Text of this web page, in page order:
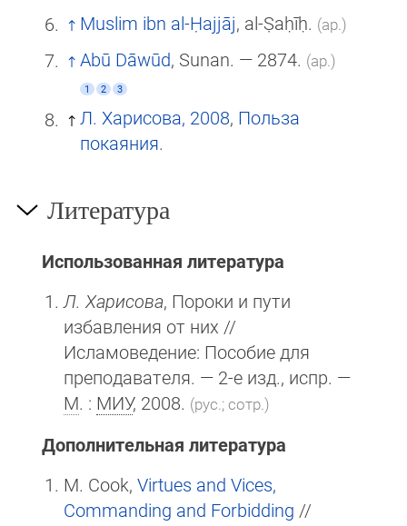
Muslim ibn al-Ḥajjāj, al-Ṣaḥīḥ. (ар.)
Abū Dāwūd, Sunan. — 2874. (ар.)
1 2 3
Л. Харисова, 2008, Польза
покаяния.
Литература
Использованная литература
Л. Харисова, Пороки и пути
избавления от них //
Исламоведение: Пособие для
преподавателя. — 2-е изд., испр. —
М. : МИУ, 2008. (рус.; сотр.)
Дополнительная литература
M. Cook, Virtues and Vices,
Commanding and Forbidding //